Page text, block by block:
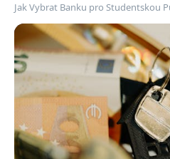
Jak Vybrat Banku pro Studentskou